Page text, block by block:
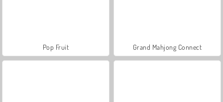
Pop Fruit Grand Mahjong Connect